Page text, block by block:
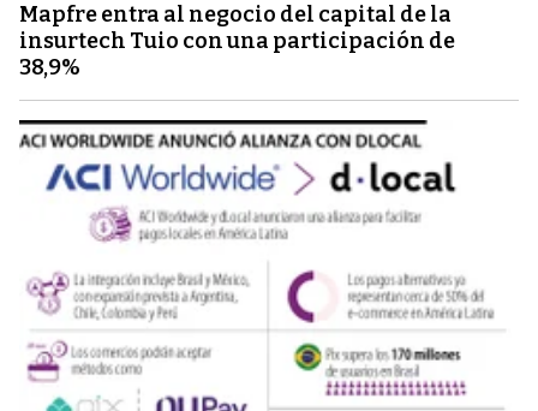
Mapfre entra al negocio del capital de la
insurtech Tuio con una participación de
38,9%